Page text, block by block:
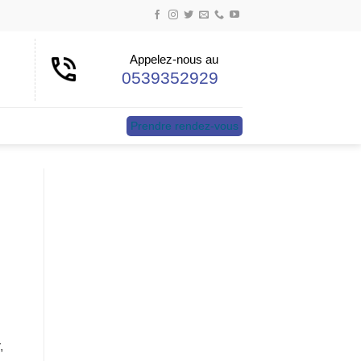
Appelez-nous au
0539352929
Prendre rendez-vous